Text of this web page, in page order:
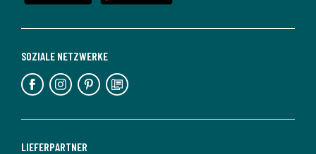
LIEFERPARTNER
SOZIALE NETZWERKE